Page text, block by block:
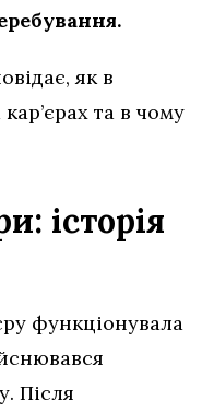
як в
та в чому
історія
функціонувала
Після